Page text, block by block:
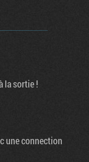
la sortie !
une connection